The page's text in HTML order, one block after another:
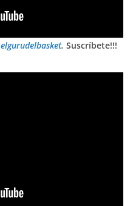
elgurudelbasket. Suscríbete!!!